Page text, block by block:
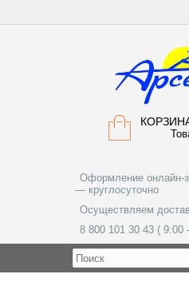
Оформление онлайн-
— круглосуточно
Осуществляем
8 800 101 30 43 (